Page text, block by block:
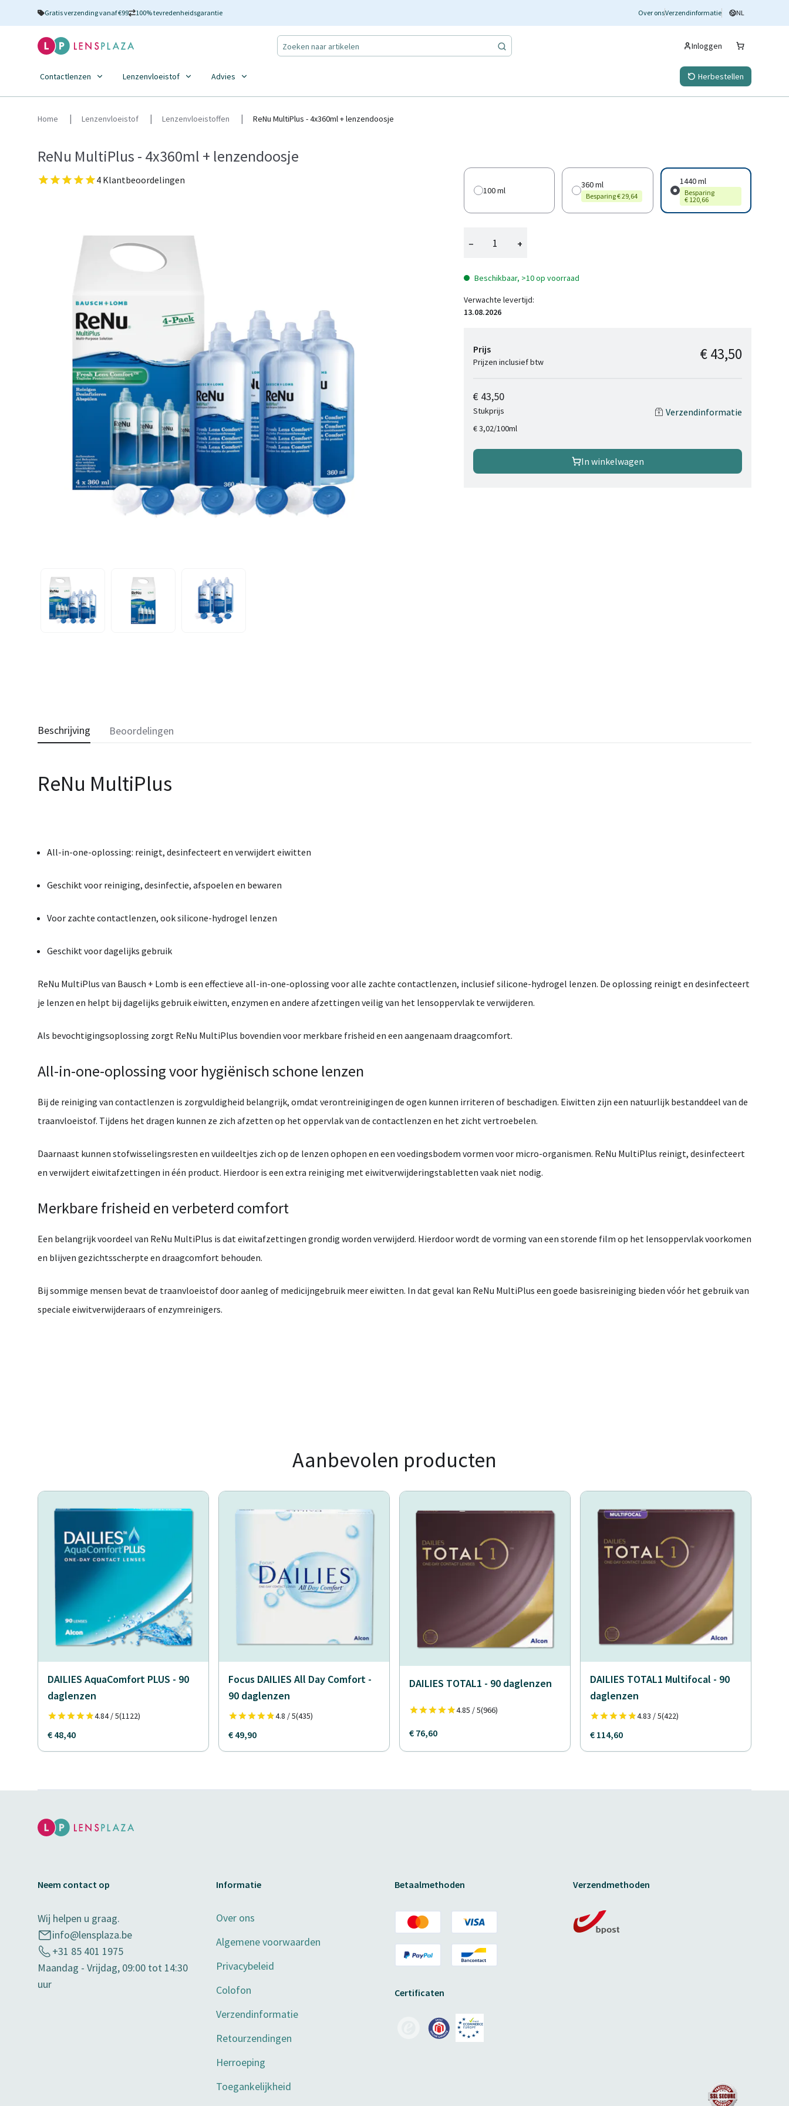
Gratis verzending vanaf €99 100% tevredenheidsgarantie Over onsVerzendinformatie NL
Inloggen
Contactlenzen Lenzenvloeistof Advies Herbestellen
Home Lenzenvloeistof Lenzenvloeistoffen ReNu MultiPlus - 4x360ml + lenzendoosje
ReNu MultiPlus - 4x360ml + lenzendoosje
4 Klantbeoordelingen
100 ml
360 ml
Besparing € 29,64
1440 ml
Besparing
€ 120,66
− +
Beschikbaar, >10 op voorraad
Verwachte levertijd:
13.08.2026
Prijs
Prijzen inclusief btw € 43,50
€ 43,50
Stukprijs
€ 3,02/100ml
Verzendinformatie
In winkelwagen
Beschrijving
ReNu MultiPlus
All-in-one-oplossing: reinigt, desinfecteerten verwijderteiwitten
Geschiktvoor reiniging, desinfectie, afspoelen en bewaren
Voor zachte contactlenzen, ooksilicone-hydrogel lenzen
Geschiktvoordagelijks gebruik
ReNu MultiPlus van Bausch + Lomb is een effectieve all-in-one-oplossing vooralle zachte contactlenzen, inclusiefsilicone-hydrogel lenzen. De oplossing reinigten desinfecteert
je lenzen en helpt bij dagelijks gebruikeiwitten, enzymen en andere afzettingen veilig van het lensoppervlak te verwijderen.
Als bevochtigingsoplossing zorgt ReNu MultiPlus bovendien voor merkbare frisheid en een aangenaam draagcomfort.
All-in-one-oplossingvoor hygiënischschone lenzen
Bij de reiniging van contactlenzen is zorgvuldigheid belangrijk, omdatverontreinigingen de ogen kunnen irriteren of beschadigen. Eiwitten zijn een natuurlijk bestanddeel van de
traanvloeistof. Tijdens hetdragen kunnen ze zich afzetten op hetoppervlakvan de contactlenzen en het zichtvertroebelen.
Daarnaast kunnen stofwisselingsresten en vuildeeltjes zich op de lenzen ophopen en een voedingsbodem vormen voor micro-organismen. ReNu MultiPlus reinigt, desinfecteert
en verwijderteiwitafzettingen in één product. Hierdoor is een extra reiniging meteiwitverwijderingstabletten vaak niet nodig.
Merkbare frisheid enverbeterd comfort
Een belangrijkvoordeel van ReNu MultiPlus is dateiwitafzettingen grondig worden verwijderd. Hierdoorwordtde vorming van een storende film op het lensoppervlakvoorkomen
en blijven gezichtsscherpte en draagcomfort behouden.
Bij sommige mensen bevatde traanvloeistofdooraanleg of medicijngebruik meereiwitten. In datgeval kan ReNu MultiPlus een goede basisreiniging bieden vóór hetgebruikvan
speciale eiwitverwijderaars ofenzymreinigers.
Beoordelingen
Aanbevolen producten
DAILIES AquaComfort PLUS - 90
daglenzen
4.84 / 5(1122)
€ 48,40
Focus DAILIES All Day Comfort -
90 daglenzen
4.8 / 5(435)
€ 49,90
DAILIES TOTAL1 - 90 daglenzen
4.85 / 5(966)
€ 76,60
DAILIES TOTAL1 Multifocal - 90
daglenzen
4.83 / 5(422)
€ 114,60
Neem contact op
Wij helpen u graag.
info@lensplaza.be
+31 85 401 1975
Maandag - Vrijdag, 09:00 tot 14:30
uur
Informatie
Over ons
Algemene voorwaarden
Privacybeleid
Colofon
Verzendinformatie
Retourzendingen
Herroeping
Toegankelijkheid
Betaalmethoden
Certificaten
Verzendmethoden